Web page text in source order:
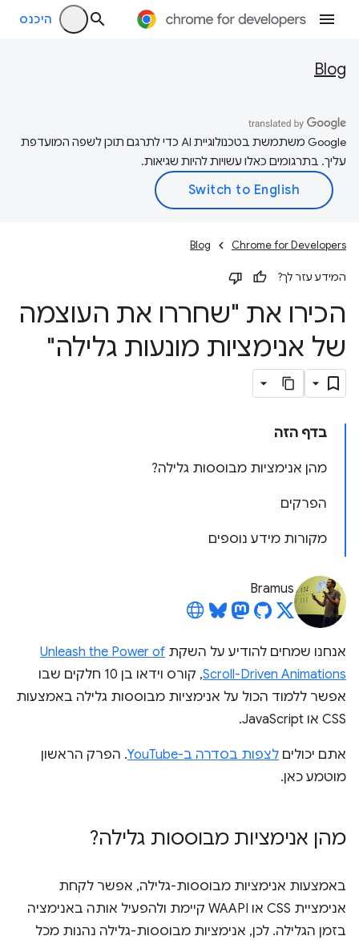
היכנס
Blog
‫Google משתמשת בטכנולוגיית AI כדי לתרגם תוכן לשפה המועדפת
עליך. בתרגומים כאלו עשויות להיות שגיאות.
Chrome for Developers
Blog
המידע עזר לך?
הכירו את "שחררו את העוצמה
של אנימציות מונעות גלילה"
בדף הזה
מהן אנימציות מבוססות גלילה?
הפרקים
מקורות מידע נוספים
Bramus
אנחנו שמחים להודיע על השקת Unleash the Power of
Scroll-Driven Animations
, קורס וידאו בן 10 חלקים שבו
אפשר ללמוד הכול על אנימציות מבוססות גלילה באמצעות
CSS או JavaScript.
אתם יכולים לצפות בסדרה ב-YouTube
. הפרק הראשון
מוטמע כאן.
מהן אנימציות מבוססות גלילה?
באמצעות אנימציות מבוססות-גלילה, אפשר לקחת
אנימציית CSS או WAAPI קיימת ולהפעיל אותה באנימציה
בזמן הגלילה. לכן, אנימציות מבוססות-גלילה נהנות מכל